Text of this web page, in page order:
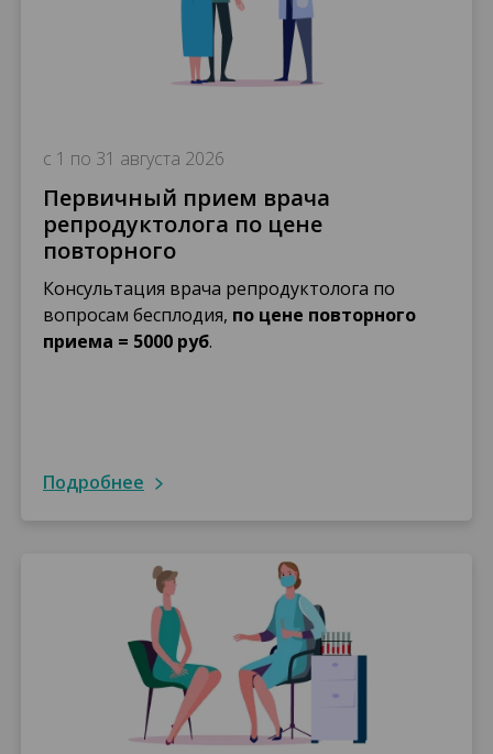
с 1 по 31 августа 2026
Первичный прием врача
репродуктолога по цене
повторного
Консультация врача репродуктолога по
вопросам бесплодия, по цене повторного
приема = 5000 руб.
подробнее